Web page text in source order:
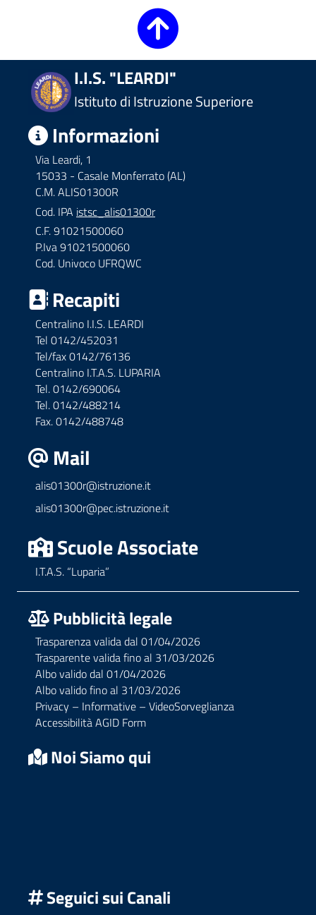
I.I.S. "LEARDI"
Istituto di Istruzione Superiore
Informazioni
Via Leardi, 1
15033 - Casale Monferrato (AL)
C.M. ALIS01300R
Cod. IPA istsc_alis01300r
C.F. 91021500060
P.Iva 91021500060
Cod. Univoco UFRQWC
Recapiti
Centralino I.I.S. LEARDI
Tel 0142/452031
Tel/fax 0142/76136
Centralino I.T.A.S. LUPARIA
Tel. 0142/690064
Tel. 0142/488214
Fax. 0142/488748
Mail
alis01300r@istruzione.it
alis01300r@pec.istruzione.it
Scuole Associate
I.T.A.S. “Luparia”
Pubblicità legale
Trasparenza valida dal 01/04/2026
Trasparente valida fino al 31/03/2026
Albo valido dal 01/04/2026
Albo valido fino al 31/03/2026
Privacy – Informative – VideoSorveglianza
Accessibilità AGID Form
Noi Siamo qui
Seguici sui Canali